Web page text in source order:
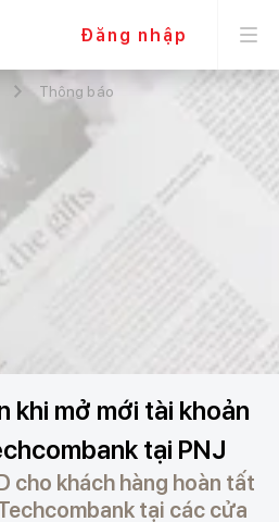
Đăng nhập
Thông báo
khi mở mới tài khoản
tại PNJ
cho khách hàng hoàn tất
tại các cửa